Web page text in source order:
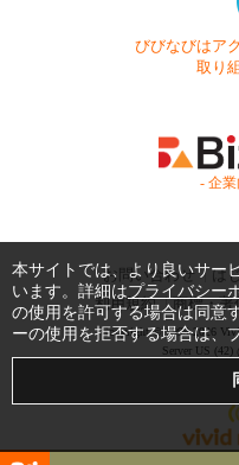
びびなびはア
取り
- 企
お問い合わせ は
利用規約
商標・著
Copyright © 1999-2026
Server US (42)
本サイトでは、より良いサー
います。詳細はプライバシー
の使用を許可する場合は同意
ーの使用を拒否する場合は、